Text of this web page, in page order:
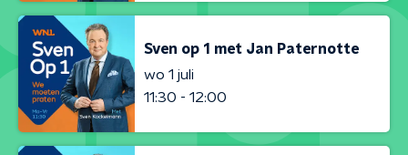
Sven op 1 met Jan Paternotte
wo 1 juli
11:30 - 12:00